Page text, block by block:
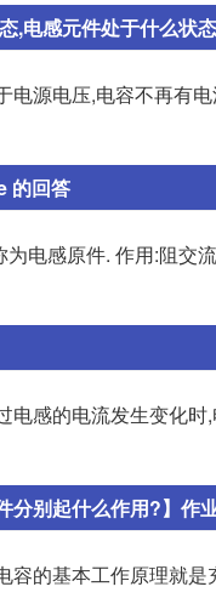
,电感元件处于什么状
电源电压,电容不再有
的回答
电感原件. 作用:阻
电感的电流发生变化
分别起什么作用?】作
容的基本工作原理就